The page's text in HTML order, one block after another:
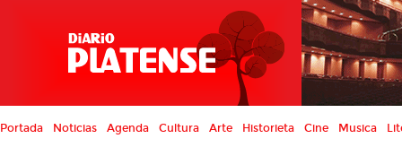
Portada Noticias Agenda Cultura Arte Historieta Cine Musica